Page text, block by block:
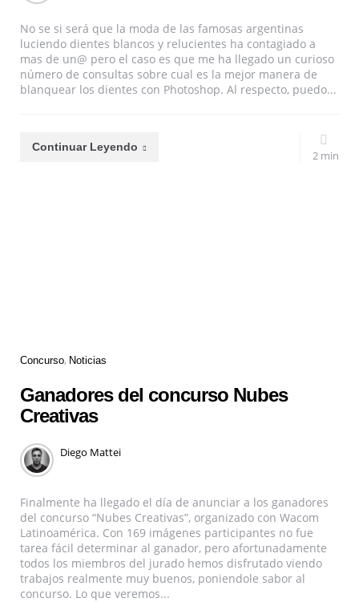
No se si será que la moda de las famosas argentinas
luciendo dientes blancos y relucientes ha contagiado a
mas de un@ pero el caso es que me ha llegado un curioso
número de consultas sobre cual es la mejor manera de
blanquear los dientes con Photoshop. Al respecto, puedo...
Continuar Leyendo
2 min
Concurso Noticias
Ganadores del concurso Nubes
Creativas
Diego Mattei
Finalmente ha llegado el día de anunciar a los ganadores
del concurso “Nubes Creativas”, organizado con Wacom
Latinoamérica. Con 169 imágenes participantes no fue
tarea fácil determinar al ganador, pero afortunadamente
todos los miembros del jurado hemos disfrutado viendo
trabajos realmente muy buenos, poniendole sabor al
concurso. Lo que veremos...